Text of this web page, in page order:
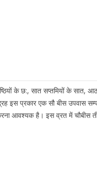
के छ:, सात सप्तमियों के सात,
इस प्रकार एक सौ बीस उपवास
आवश्यक है। इस व्रत में चौबीस